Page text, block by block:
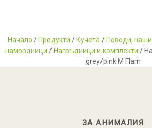
Начало / Продукти / Кучета / Поводи,
намордници / Нагръдници и комплекти /
grey/pink M Flam
ЗА АНИМАЛИЯ